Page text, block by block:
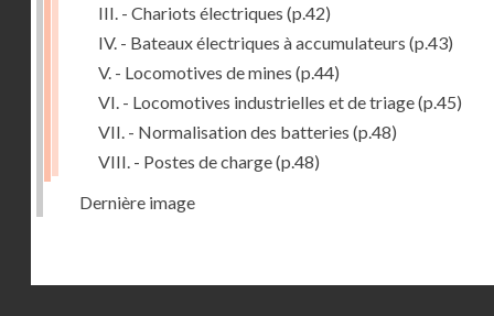
III. - Chariots électriques (p.42)
IV. - Bateaux électriques à accumulateurs (p.43)
V. - Locomotives de mines (p.44)
VI. - Locomotives industrielles et de triage(p.45)
VII. - Normalisation des batteries (p.48)
VIII. - Postes de charge(p.48)
Dernière image